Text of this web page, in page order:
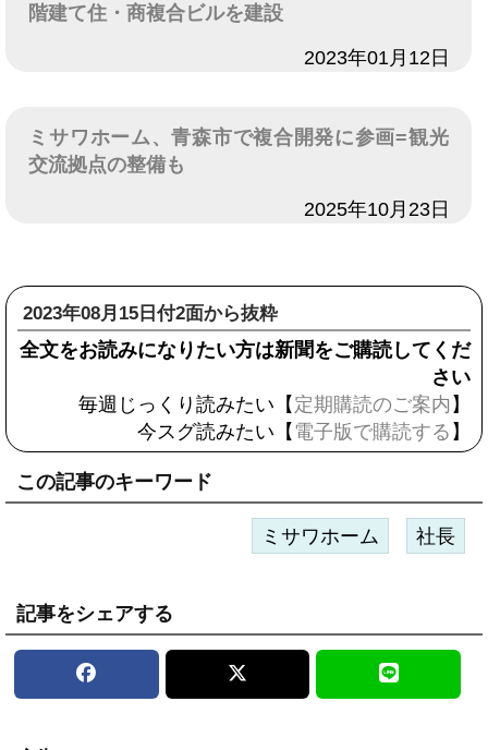
階建て住・商複合ビルを建設
2023年01月12日
ミサワホーム、青森市で複合開発に参画=観光
交流拠点の整備も
2025年10月23日
2023年08月15日付2面から抜粋
全文をお読みになりたい方は新聞をご購読してくだ
さい
毎週じっくり読みたい【 定期購読のご案内 】
今スグ読みたい【 電子版で購読する 】
この記事のキーワード
ミサワホーム 社長
記事をシェアする